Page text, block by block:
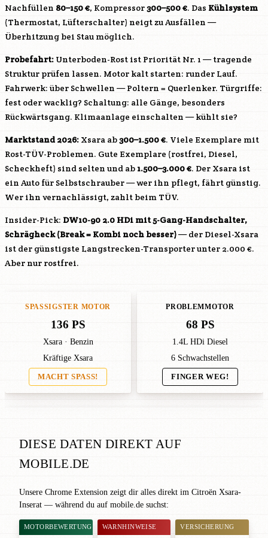
Nachfüllen 80–150 €, Kompressor300–500 €. Das Kühlsystem
(Thermostat, Lüfterschalter) neigt zu Ausfällen —
Überhitzung bei Stau möglich.
Probefahrt: Unterboden-Rost ist Priorität Nr. 1 — tragende
Struktur prüfen lassen. Motor kalt starten: runder Lauf.
Fahrwerk: über Schwellen — Poltern = Querlenker. Türgriffe:
fest oder wacklig? Schaltung: alle Gänge, besonders
Rückwärtsgang. Klimaanlage einschalten — kühlt sie?
Marktstand 2026: Xsara ab300–1.500 €. Viele Exemplare mit
Rost-TÜV-Problemen. Gute Exemplare (rostfrei, Diesel,
Scheckheft) sind selten und ab 1.500–3.000 €. Der Xsara ist
ein Auto für Selbstschrauber — wer ihn pflegt, fährt günstig.
Wer ihn vernachlässigt, zahlt beim TÜV.
Insider-Pick: DW10-90 2.0 HDi mit 5-Gang-Handschalter,
Schrägheck (Break = Kombi noch besser)— der Diesel-Xsara
ist der günstigste Langstrecken-Transporter unter 2.000 €.
Aber nur rostfrei.
SPASSIGSTER MOTOR
136 PS
Xsara · Benzin
Kräftige Xsara
MACHT SPASS!
PROBLEMMOTOR
68 PS
1.4L HDi Diesel
6 Schwachstellen
FINGER WEG!
DIESE DATEN DIREKT AUF
MOBILE.DE
Unsere Chrome Extension zeigt dir alles direkt im Citroën Xsara-
Inserat — während du auf mobile.de suchst:
MOTORBEWERTUNG WARNHINWEISE VERSICHERUNG